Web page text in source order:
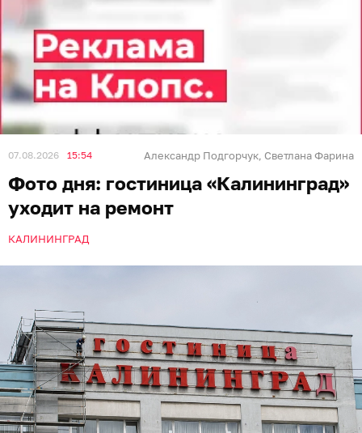
07.08.2026 15:54 Александр Подгорчук, Светлана Фарина
Фото дня: гостиница «Калининград»
уходит на ремонт
КАЛИНИНГРАД